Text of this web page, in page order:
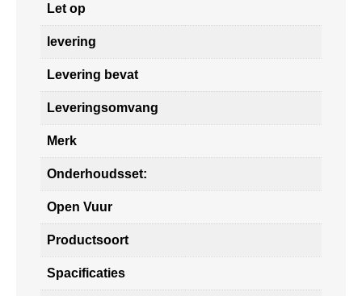
Let op
levering
Levering bevat
Leveringsomvang
Merk
Onderhoudsset:
Open Vuur
Productsoort
Spacificaties